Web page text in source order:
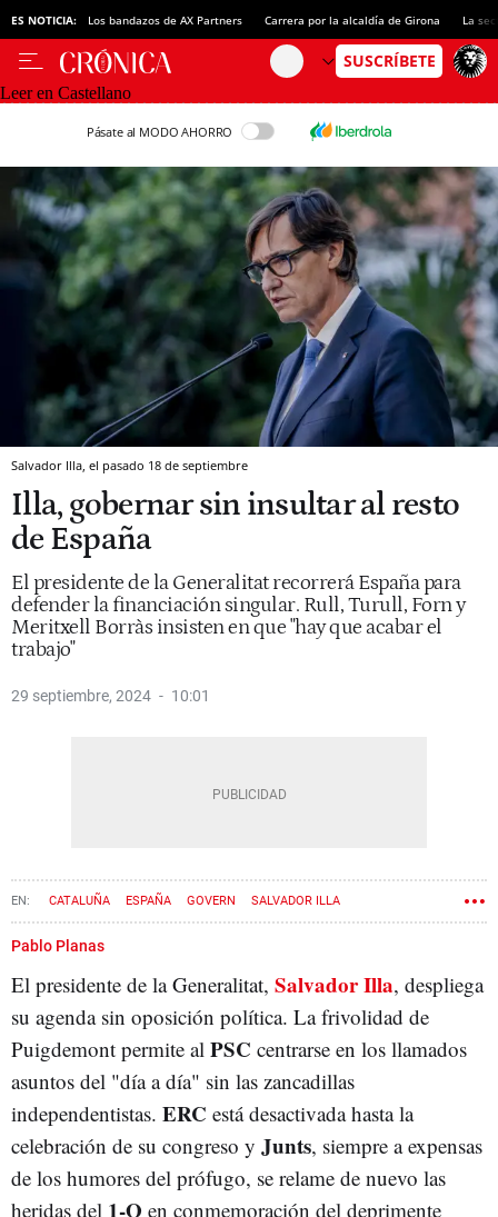
ES NOTICIA: Los bandazos de AX Partners Carrera por la alcaldía de Girona La
Leer en Castellano
Pásate al MODO AHORRO
Salvador Illa, el pasado 18 de septiembre
Illa, gobernar sin insultar al resto
de España
El presidente de la Generalitat recorrerá España para
defender la financiación singular. Rull, Turull, Forn y
Meritxell Borràs insisten en que "hay que acabar el
trabajo"
29 septiembre, 2024 10:01
CATALUÑA ESPAÑA GOVERN SALVADOR ILLA
Pablo Planas
El presidente de la Generalitat, Salvador Illa, despliega
su agenda sin oposición política. La frivolidad de
Puigdemont permite al PSC centrarse en los llamados
asuntos del "día a día" sin las zancadillas
independentistas. ERC está desactivada hasta la
celebración de su congreso y Junts, siempre a expensas
de los humores del prófugo, se relame de nuevo las
heridas del 1-O en conmemoración del deprimente